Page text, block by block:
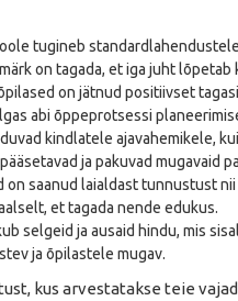
tugineb
on tagada, et iga juht
on jätnud positiivset
abi õppeprotsessi
kindlatele ajavahemikele,
ja pakuvad mugavaid
on saanud laialdast tunnustust
et tagada nende edukus.
selgeid ja ausaid hindu, mis
ja õpilastele mugav.
kus arvestatakse teie